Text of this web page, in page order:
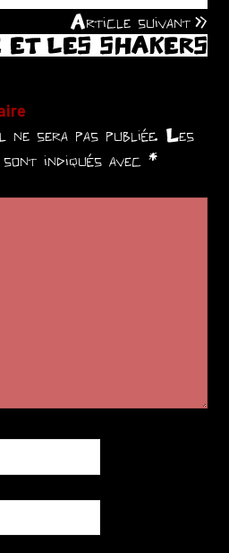
Article suivant
ET LES SHAKERS
sera pas publiée. Les
indiqués avec *